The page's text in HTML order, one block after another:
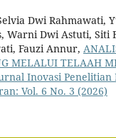
Dwi Rahmawati,
Warni Dwi Astuti, Siti
Fauzi Annur,
MELALUI TELAAH
Inovasi
Vol. 6 No. 3 (2026)